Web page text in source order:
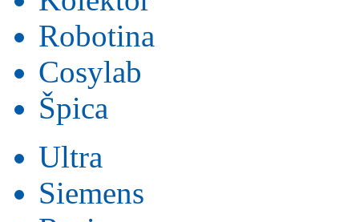
Robotina
Cosylab
Špica
Ultra
Siemens